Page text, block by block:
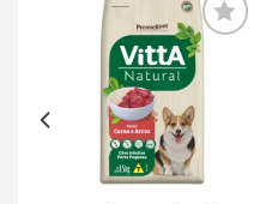
Adicionar
à lista de
desejos